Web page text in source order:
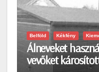
Belföld Kékfény
Álneveket
vevőket